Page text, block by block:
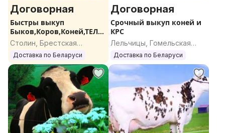
Договорная
Быстры выкуп
Быков,Коров,Коней,ТЕЛА
К,Дорого
Столин, Брестская
область
Доставка по Беларуси
Договорная
Срочный выкуп коней и
КРС
Лельчицы, Гомельская
область
Доставка по Беларуси